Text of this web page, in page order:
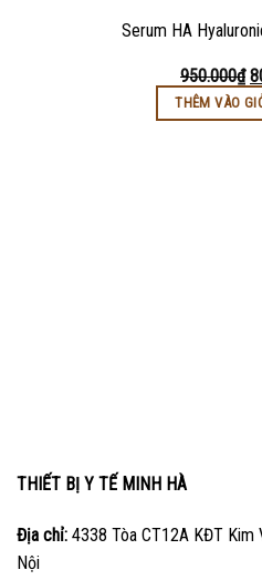
Serum HA
950.000₫
THÊM VÀO
THIẾT BỊ Y TẾ MINH HÀ
Địa chỉ: 4338 Tòa CT12A KĐT Kim
Nội